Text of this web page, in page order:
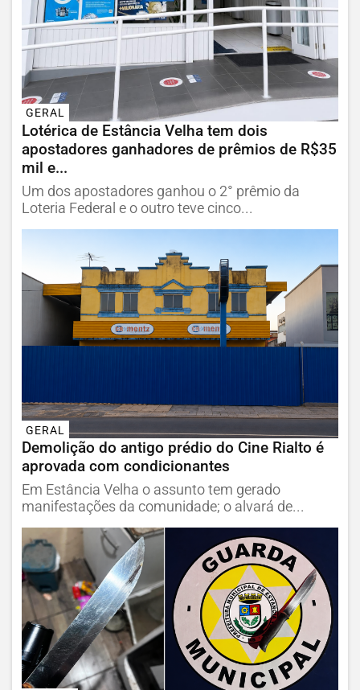
GERAL
Lotérica de Estância Velha tem dois
apostadores ganhadores de prêmios de R$35
mil e...
Um dos apostadores ganhou o 2° prêmio da
Loteria Federal e o outro teve cinco...
GERAL
Demolição do antigo prédio do Cine Rialto é
aprovada com condicionantes
Em Estância Velha o assunto tem gerado
manifestações da comunidade; o alvará de...